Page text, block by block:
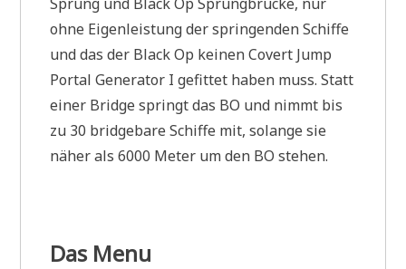
ohne Eigenleistung der springenden Schiffe
und das der Black Op keinen Covert Jump
Portal Generator I gefittet haben muss. Statt
einer Bridge springt das BO und nimmt bis
zu 30 bridgebare Schiffe mit, solange sie
näher als 6000 Meter um den BO stehen.
Das Menu